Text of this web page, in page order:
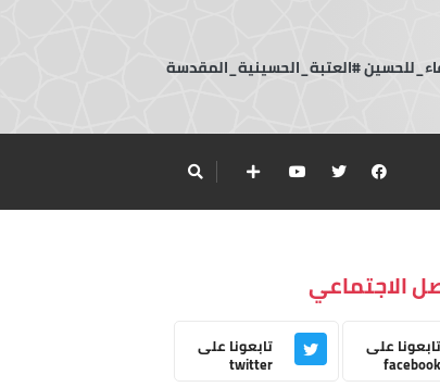
#العتبة_الحسينية_المقدسة
الاجتماعي
تابعونا على
facebook
تابعونا على
twitter